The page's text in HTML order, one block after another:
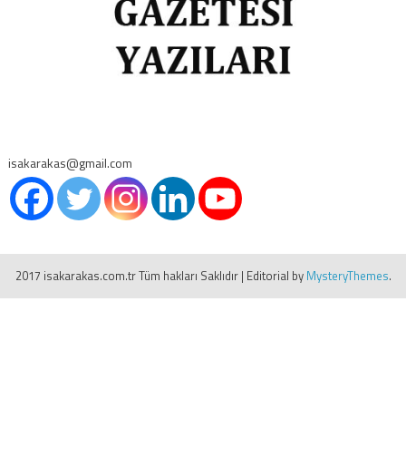
isakarakas@gmail.com
2017 isakarakas.com.tr Tüm hakları Saklıdır | Editorial by MysteryThemes.